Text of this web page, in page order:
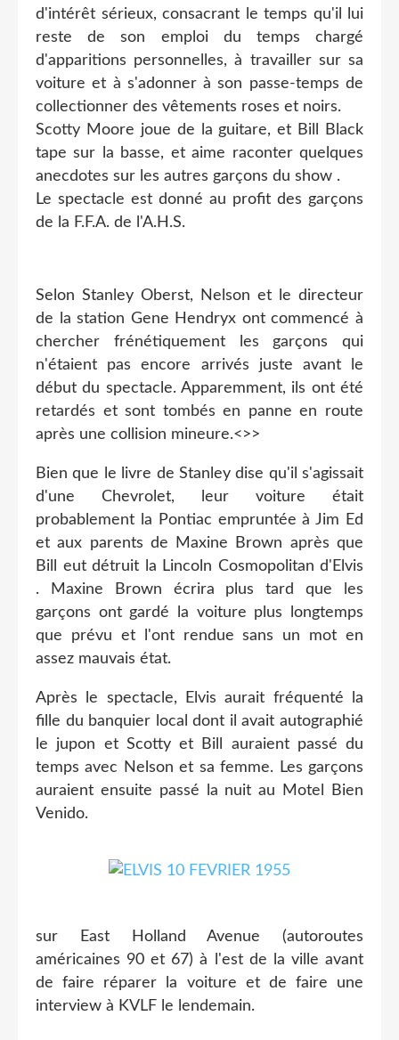
d'intérêt sérieux, consacrant le temps qu'il lui
reste de son emploi du temps chargé
d'apparitions personnelles, à travailler sur sa
voiture et à s'adonner à son passe-temps de
collectionner des vêtements roses et noirs.
Scotty Moore joue de la guitare, et Bill Black
tape sur la basse, et aime raconter quelques
anecdotes sur les autres garçons du show .
Le spectacle est donné au profit des garçons
de la F.F.A. de l'A.H.S.
Selon Stanley Oberst, Nelson et le directeur
de la station Gene Hendryx ont commencé à
chercher frénétiquement les garçons qui
n'étaient pas encore arrivés juste avant le
début du spectacle. Apparemment, ils ont été
retardés et sont tombés en panne en route
après une collision mineure.<>>
Bien que le livre de Stanley dise qu'il s'agissait
d'une Chevrolet, leur voiture était
probablement la Pontiac empruntée à Jim Ed
et aux parents de Maxine Brown après que
Bill eut détruit la Lincoln Cosmopolitan d'Elvis
. Maxine Brown écrira plus tard que les
garçons ont gardé la voiture plus longtemps
que prévu et l'ont rendue sans un mot en
assez mauvais état.
Après le spectacle, Elvis aurait fréquenté la
fille du banquier local dont il avait autographié
le jupon et Scotty et Bill auraient passé du
temps avec Nelson et sa femme. Les garçons
auraient ensuite passé la nuit au Motel Bien
Venido.
sur East Holland Avenue (autoroutes
américaines 90 et 67) à l'est de la ville avant
de faire réparer la voiture et de faire une
interview à KVLF le lendemain.